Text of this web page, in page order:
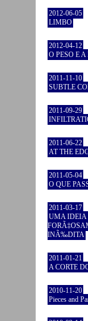
2012-06-05
LIMBO
2012-04-12
O PESO E
2011-11-10
SUBTLE
2011-09-29
2011-06-22
AT THE
2011-05-04
O QUE
2011-03-17
UMA IDEIA
INÃ‰DITA
2011-01-21
A CORTE
2010-11-20
Pieces and